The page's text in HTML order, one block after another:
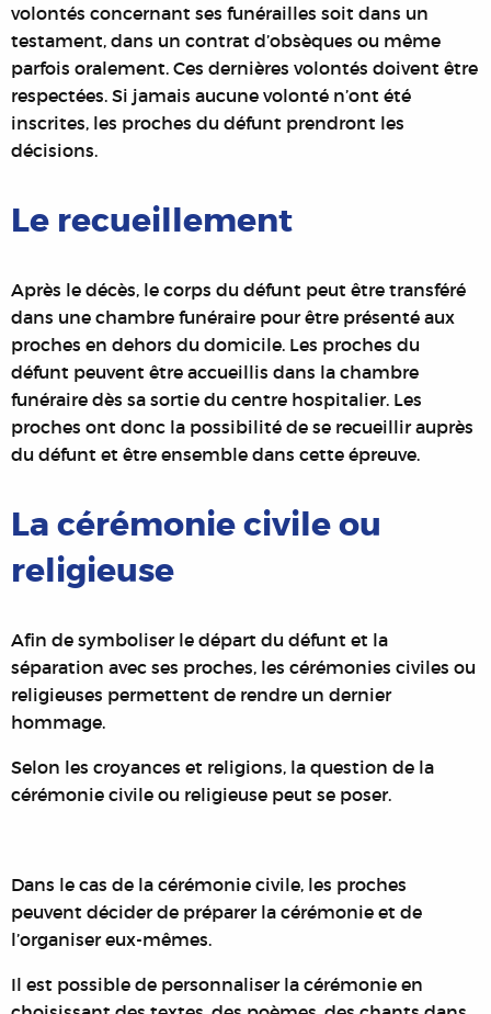
volontés concernant ses funérailles soit dans un
testament, dans un contrat d’obsèques ou même
parfois oralement. Ces dernières volontés doivent être
respectées. Si jamais aucune volonté n’ont été
inscrites, les proches du défunt prendront les
décisions.
Le recueillement
Après le décès, le corps du défunt peut être transféré
dans une chambre funéraire pour être présenté aux
proches en dehors du domicile. Les proches du
défunt peuvent être accueillis dans la chambre
funéraire dès sa sortie du centre hospitalier. Les
proches ont donc la possibilité de se recueillir auprès
du défunt et être ensemble dans cette épreuve.
La cérémonie civile ou
religieuse
Afin de symboliser le départ du défunt et la
séparation avec ses proches, les cérémonies civiles ou
religieuses permettent de rendre un dernier
hommage.
Selon les croyances et religions, la question de la
cérémonie civile ou religieuse peut se poser.
Dans le cas de la cérémonie civile, les proches
peuvent décider de préparer la cérémonie et de
l’organiser eux-mêmes.
Il est possible de personnaliser la cérémonie en